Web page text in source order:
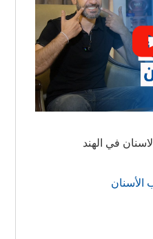
في الهند
الأسنان